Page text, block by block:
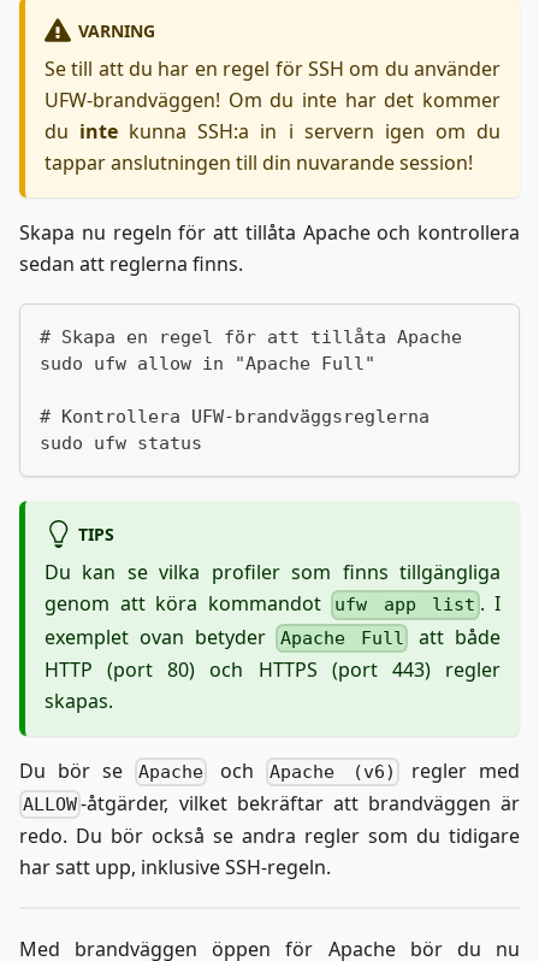
VARNING
Se till att du har en regel för SSH om du använder
UFW-brandväggen! Om du inte har det kommer
du inte kunna SSH:a in i servern igen om du
tappar anslutningen till din nuvarande session!
Skapa nu regeln för att tillåta Apache och kontrollera
sedan att reglerna finns.
# Skapa en regel för att tillåta Apache
sudo ufw allow in "Apache Full"
# Kontrollera UFW-brandväggsreglerna
sudo ufw status
TIPS
Du kan se vilka profiler som finns tillgängliga
genom att köra kommandot ufw app list . I
exemplet ovan betyder Apache Full
att både
HTTP (port 80) och HTTPS (port 443) regler
skapas.
Du bör se Apache och Apache (v6) regler med
ALLOW-åtgärder, vilket bekräftar att brandväggen är
redo. Du bör också se andra regler som du tidigare
har satt upp, inklusive SSH-regeln.
Med brandväggen öppen för Apache bör du nu